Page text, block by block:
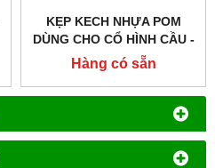
KẸP KECH NHỰA POM
DÙNG CHO CỔ HÌNH CẦU -
DURAN
Hàng có sẵn